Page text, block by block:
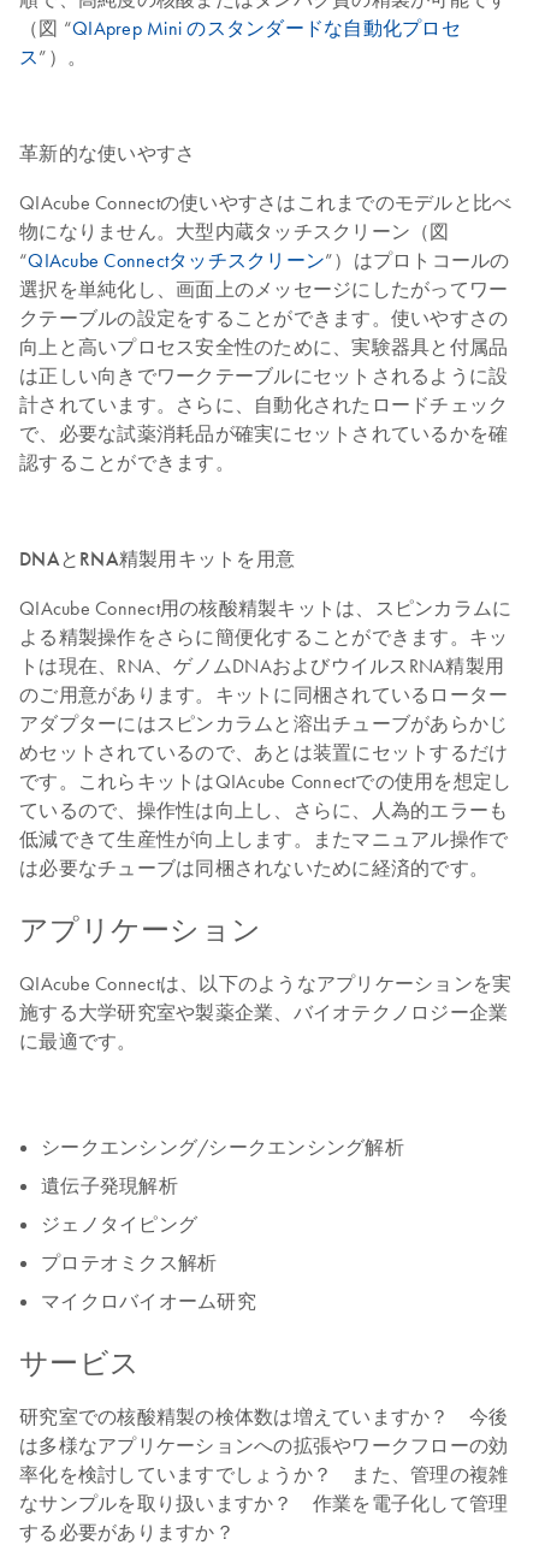
（図 “QIAprep Mini のスタンダードな自動化プロセ
ス”）。
革新的な使いやすさ
QIAcube Connectの使いやすさはこれまでのモデルと比べ
物になりません。大型内蔵タッチスクリーン（図
“QIAcube Connectタッチスクリーン”）はプロトコールの
選択を単純化し、画面上のメッセージにしたがってワー
クテーブルの設定をすることができます。使いやすさの
向上と高いプロセス安全性のために、実験器具と付属品
は正しい向きでワークテーブルにセットされるように設
計されています。さらに、自動化されたロードチェック
で、必要な試薬消耗品が確実にセットされているかを確
認することができます。
DNAとRNA精製用キットを用意
QIAcube Connect用の核酸精製キットは、スピンカラムに
よる精製操作をさらに簡便化することができます。キッ
トは現在、RNA、ゲノムDNAおよびウイルスRNA精製用
のご用意があります。キットに同梱されているローター
アダプターにはスピンカラムと溶出チューブがあらかじ
めセットされているので、あとは装置にセットするだけ
です。これらキットはQIAcube Connectでの使用を想定し
ているので、操作性は向上し、さらに、人為的エラーも
低減できて生産性が向上します。またマニュアル操作で
は必要なチューブは同梱されないために経済的です。
アプリケーション
QIAcube Connectは、以下のようなアプリケーションを実
施する大学研究室や製薬企業、バイオテクノロジー企業
に最適です。
シークエンシング/シークエンシング解析
遺伝子発現解析
ジェノタイピング
プロテオミクス解析
マイクロバイオーム研究
サービス
研究室での核酸精製の検体数は増えていますか？ 今後
は多様なアプリケーションへの拡張やワークフローの効
率化を検討していますでしょうか？ また、管理の複雑
なサンプルを取り扱いますか？ 作業を電子化して管理
する必要がありますか？